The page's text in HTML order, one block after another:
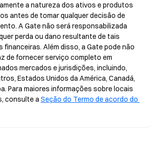
a natureza dos ativos e produtos
antes de tomar qualquer decisão de
A Gate não será responsabilizada
perda ou dano resultante de tais
financeiras. Além disso, a Gate pode não
de fornecer serviço completo em
mercados e jurisdições, incluindo,
Estados Unidos da América, Canadá,
Para maiores informações sobre locais
consulte a Seção do Termo de acordo do